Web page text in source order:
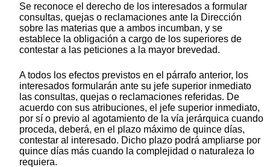
Se reconoce el derecho de los interesados a formular
consultas, quejas o reclamaciones ante la Dirección
sobre las materias que a ambos incumban, y se
establece la obligación a cargo de los superiores de
contestar a las peticiones a la mayor brevedad.
A todos los efectos previstos en el párrafo anterior, los
interesados formularán ante su jefe superior inmediato
las consultas, quejas o reclamaciones referidas. De
acuerdo con sus atribuciones, el jefe superior inmediato,
por sí o previo al agotamiento de la vía jerárquica cuando
proceda, deberá, en el plazo máximo de quince días,
contestar al interesado. Dicho plazo podrá ampliarse por
quince días más cuando la complejidad o naturaleza lo
requiera.